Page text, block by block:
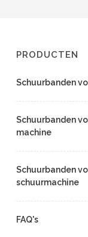
PRODUCTEN
Schuurbanden
Schuurbanden
machine
Schuurbanden
schuurmachine
FAQ's